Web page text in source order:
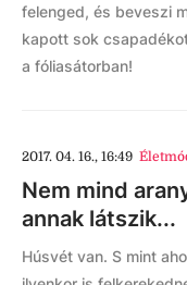
felenged, és beveszi
kapott sok
a fóliasátorban!
2017. 04. 16., 16:49
Nem mind
annak látszik...
Húsvét van. S mint